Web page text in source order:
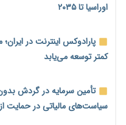
اوراسیا تا ۲۰۳۵
پارادوکس اینترنت در
کمتر توسعه می‌یابد
تأمین سرمایه در گردش
سیاست‌های مالیاتی در حمایت از